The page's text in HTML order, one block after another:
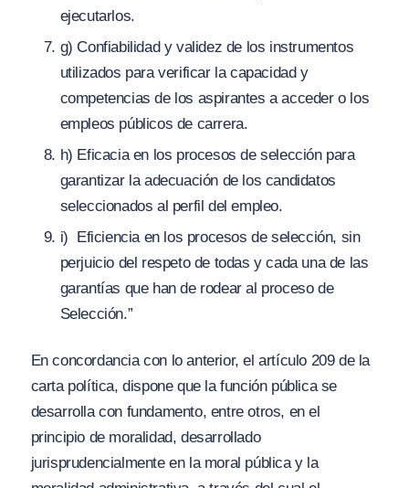
ejecutarlos.
g) Confiabilidad y validez de los instrumentos
utilizados para verificar la capacidad y
competencias de los aspirantes a acceder o los
empleos públicos de carrera.
h) Eficacia en los procesos de selección para
garantizar la adecuación de los candidatos
seleccionados al perfil del empleo.
i) Eficiencia en los procesos de selección, sin
perjuicio del respeto de todas y cada una de las
garantías que han de rodear al proceso de
Selección.”
En concordancia con lo anterior, el artículo 209 de la
carta política, dispone que la función pública se
desarrolla con fundamento, entre otros, en el
principio de moralidad, desarrollado
jurisprudencialmente en la moral pública y la